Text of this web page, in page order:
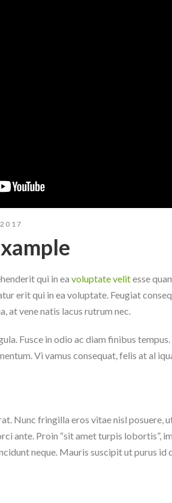
qui in ea voluptate velitesse
erit qui in ea voluptate. Feugiat
at vene natis lacus rutrum nec.
Fusce in odio ac diam finibus
Vi vamus consequat, felis at al
Nunc fringilla eros vitae nisl
ante. Proin “sit amet turpis lobortis”,
neque. Mauris suscipit ut purus id